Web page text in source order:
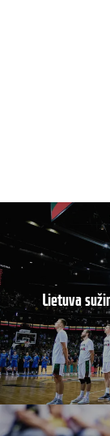
Lietuva